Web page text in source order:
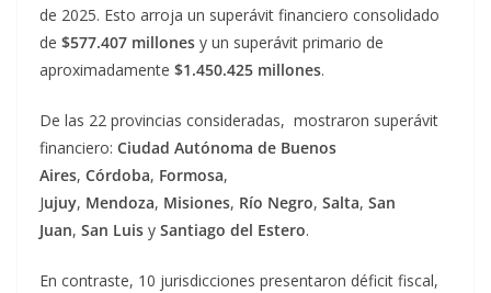
de 2025. Esto arroja un superávit financiero consolidado
de $577.407 millones y un superávit primario de
aproximadamente $1.450.425 millones.
De las 22 provincias consideradas, mostraron superávit
financiero: Ciudad Autónoma de Buenos
Aires, Córdoba, Formosa,
Jujuy, Mendoza, Misiones, Río Negro, Salta, San
Juan, San Luis y Santiago del Estero.
En contraste, 10 jurisdicciones presentaron déficit fiscal,